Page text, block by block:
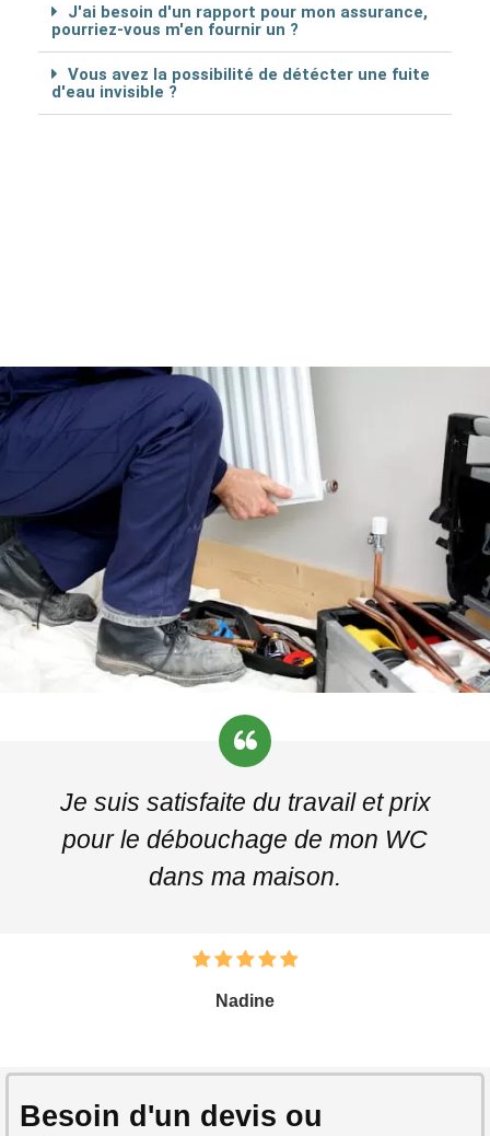
J'ai besoin d'un rapport pour mon assurance,
pourriez-vous m'en fournir un ?
Vous avez la possibilité de détécter une fuite
d'eau invisible ?
Je suis satisfaite du travail et prix
pour le débouchage de mon WC
dans ma maison.
Nadine
Besoin d'un devis ou